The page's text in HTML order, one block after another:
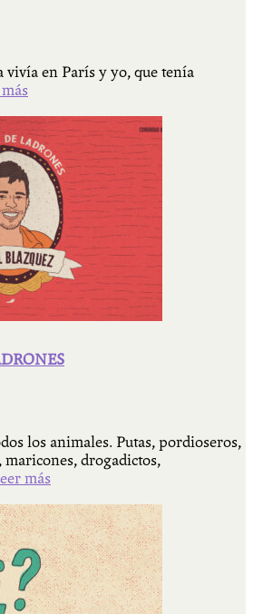
vivía en París y yo, que tenía
los animales. Putas, pordioseros,
maricones, drogadictos,
más